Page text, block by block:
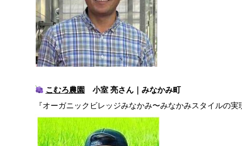
こむろ農園
小室 亮さん｜みなかみ町
『オーガニックビレッジみなかみ〜みなかみスタイルの実